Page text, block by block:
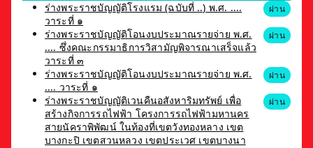
ร่างพระราชบัญญัติโรงแรม (ฉบับที่ ..) พ.ศ. ....
วาระที่ ๑
ผ่าน
ร่างพระราชบัญญัติโอนงบประมาณรายจ่าย พ.ศ.
.... ซึ่งคณะกรรมาธิการวิสามัญพิจารณาเสร็จแล้ว
วาระที่ ๓
ผ่าน
ร่างพระราชบัญญัติโอนงบประมาณรายจ่าย พ.ศ.
.... วาระที่ ๑
ผ่าน
ร่างพระราชบัญญัติเวนคืนอสังหาริมทรัพย์ เพื่อ
สร้างกิจการรถไฟฟ้า โครงการรถไฟฟ้ามหานคร
สายนัคราพิพัฒน์ ในท้องที่เขตวังทองหลาง เขต
บางกะปิ เขตสวนหลวง เขตประเวศ เขตบางนา
ผ่าน